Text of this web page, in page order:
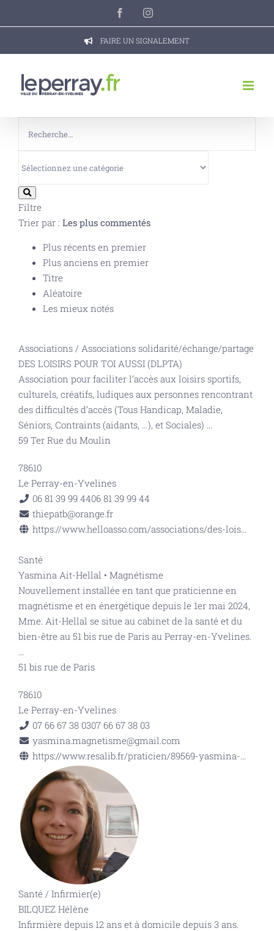
FacebookInstagram
FAIRE UN SIGNALEMENT
Filtre
Trier par : Les plus commentés
Plus récents en premier
Plus anciens en premier
Titre
Aléatoire
Les mieux notés
Associations / Associations solidarité/échange/partage
DES LOISIRS POUR TOI AUSSI (DLPTA)
Association pour faciliter l’accès aux loisirs sportifs,
culturels, créatifs, ludiques aux personnes rencontrant
des difficultés d’accès (Tous Handicap, Maladie,
Séniors, Contraints (aidants, …), et Sociales) ...
59 Ter Rue du Moulin
78610
Le Perray-en-Yvelines
06 81 39 99 4406 81 39 99 44
thiepatb@orange.fr
https://www.helloasso.com/associations/des-lois...
Santé
Yasmina Ait-Hellal • Magnétisme
Nouvellement installée en tant que praticienne en
magnétisme et en énergétique depuis le 1er mai 2024,
Mme. Ait-Hellal se situe au cabinet de la santé et du
bien-être au 51 bis rue de Paris au Perray-en-Yvelines.
...
51 bis rue de Paris
78610
Le Perray-en-Yvelines
07 66 67 38 0307 66 67 38 03
yasmina.magnetisme@gmail.com
https://www.resalib.fr/praticien/89569-yasmina-...
Santé / Infirmier(e)
BILQUEZ Hélène
Infirmière depuis 12 ans et à domicile depuis 3 ans.